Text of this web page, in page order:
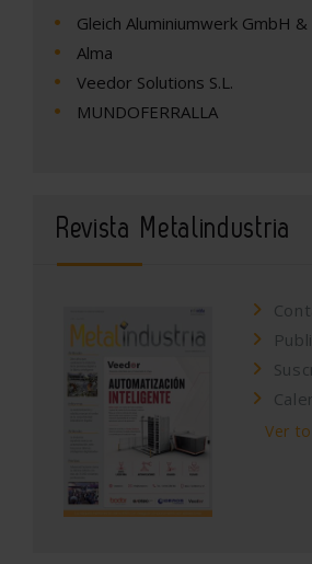
Gleich Aluminiumwerk GmbH &
Alma
Veedor Solutions S.L.
MUNDOFERRALLA
Revista Metalindustria
Ver